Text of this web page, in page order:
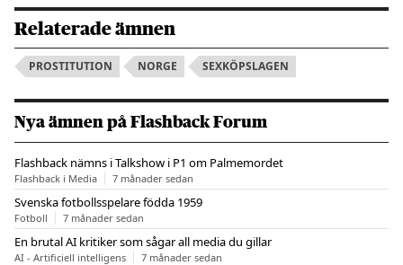
Relaterade ämnen
PROSTITUTION NORGE SEXKÖPSLAGEN
Nya ämnen på Flashback Forum
Flashback nämns i Talkshow i P1 om Palmemordet
Flashback i Media 7 månader sedan
Svenska fotbollsspelare födda 1959
Fotboll 7 månader sedan
En brutal AI kritiker som sågar all media du gillar
AI - Artificiell intelligens 7 månader sedan